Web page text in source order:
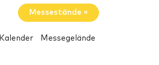
Messestände »
Kalender Messegelände